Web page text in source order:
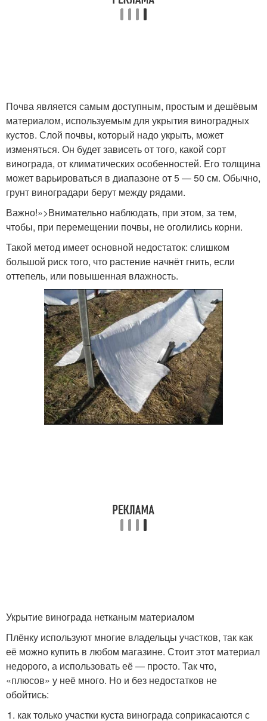
Почва является самым доступным, простым и дешёвым
материалом, используемым для укрытия виноградных
кустов. Слой почвы, который надо укрыть, может
изменяться. Он будет зависеть от того, какой сорт
винограда, от климатических особенностей. Его толщина
может варьироваться в диапазоне от 5 — 50 см. Обычно,
грунт виноградари берут между рядами.
Важно!»>Внимательно наблюдать, при этом, за тем,
чтобы, при перемещении почвы, не оголились корни.
Такой метод имеет основной недостаток: слишком
большой риск того, что растение начнёт гнить, если
оттепель, или повышенная влажность.
Укрытие винограда нетканым материалом
Плёнку используют многие владельцы участков, так как
её можно купить в любом магазине. Стоит этот материал
недорого, а использовать её — просто. Так что,
«плюсов» у неё много. Но и без недостатков не
обойтись:
как только участки куста винограда соприкасаются с